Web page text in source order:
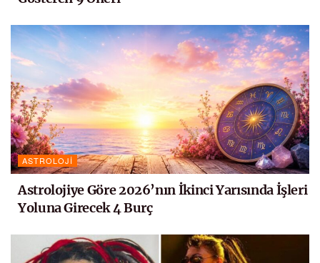
ASTROLOJI
Astrolojiye Göre 2026’nın İkinci Yarısında İşleri
Yoluna Girecek 4 Burç